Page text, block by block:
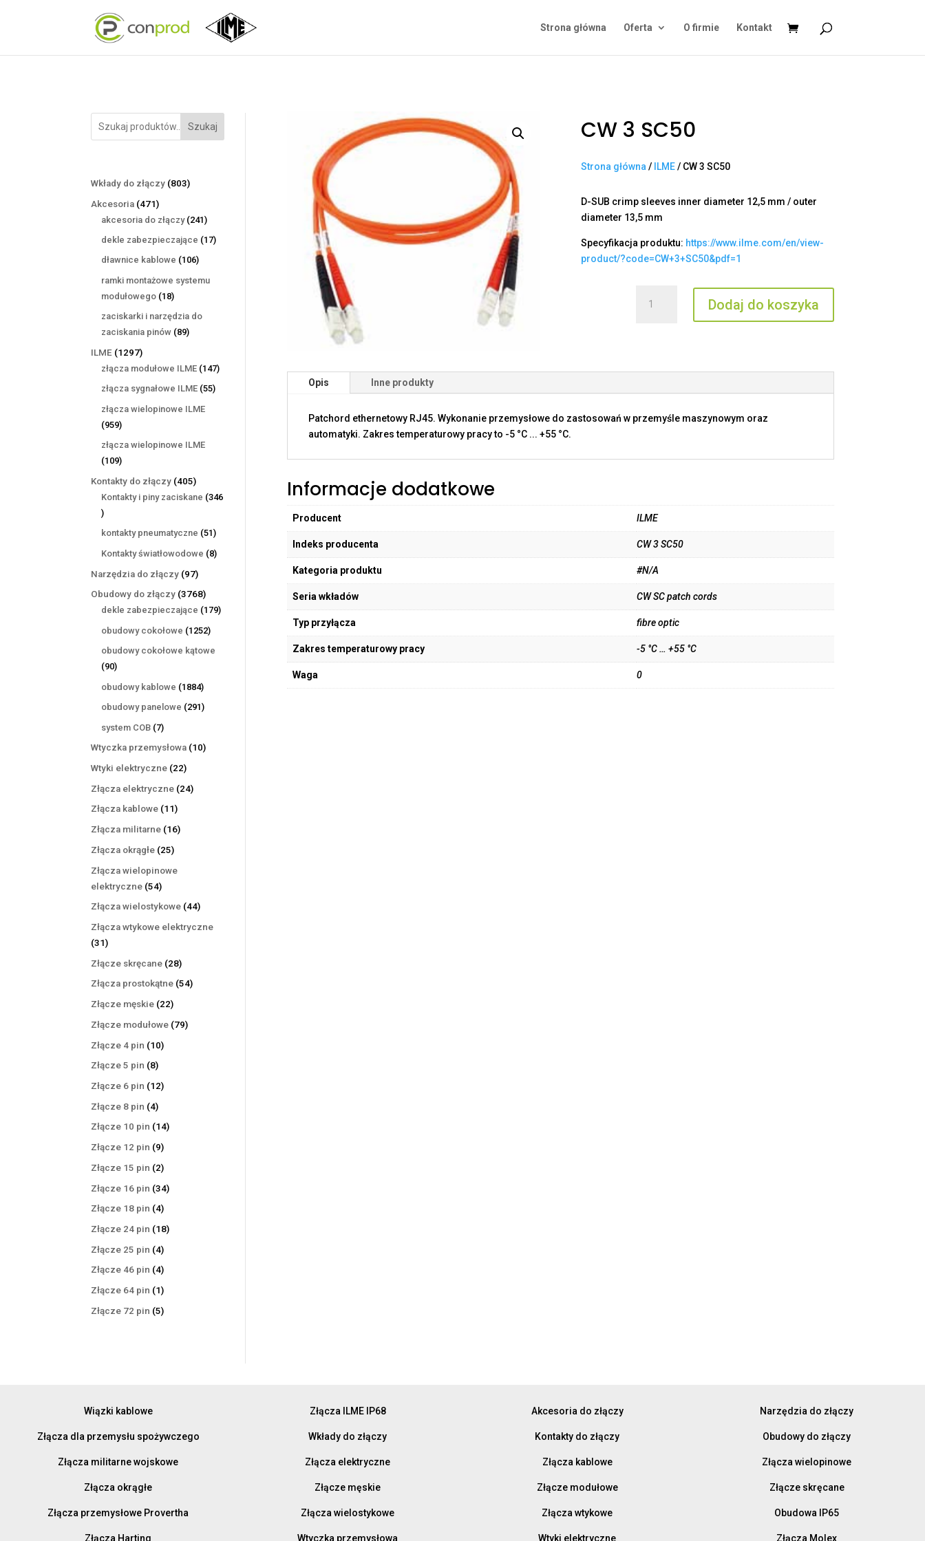
Strona główna Oferta O firmie Kontakt
Szukaj
Wkłady do złączy 803803
Akcesoria 471471
produktów
akcesoria do złączy 241241
produktów
dekle zabezpieczające 1717
dławnice kablowe 106106
ramki montażowe systemu
modułowego 1818
produktów
zaciskarki i narzędzia do
zaciskania pinów 8989
ILME 12971297
produktów
złącza modułowe ILME 147147
złącza sygnałowe ILME 5555
złącza wielopinowe ILME
959959
produktów
złącza wielopinowe ILME
109109
produktów
Kontakty do złączy 405405
produktów
Kontakty i piny zaciskane 346
346
produktów
kontakty pneumatyczne 5151
produktów
Kontakty światłowodowe 88
Narzędzia do złączy 9797
produktów
Obudowy do złączy 37683768
produktów
dekle zabezpieczające 179179
obudowy cokołowe 12521252
obudowy cokołowe kątowe
9090
produktów
obudowy kablowe 18841884
produkty
obudowy panelowe 291291
system COB 77
produktów
Wtyczka przemysłowa 1010
Wtyki elektryczne 2222
produkty
Złącza elektryczne 2424
Złącza kablowe 1111
produktów
Złącza militarne 1616
Złącza okrągłe 2525
Złącza wielopinowe
elektryczne 5454
produkty
Złącza wielostykowe 4444
Złącza wtykowe elektryczne
3131
produktów
Złącze skręcane 2828
produktów
Złącza prostokątne 5454
Złącze męskie 2222
produkty
Złącze modułowe 7979
Złącze 4 pin 1010
Złącze 5 pin 88
produktów
Złącze 6 pin 1212
Złącze 8 pin 44
produkty
Złącze 10 pin 1414
Złącze 12 pin 99
produktów
Złącze 15 pin 22
produkty
Złącze 16 pin 3434
Złącze 18 pin 44
produkty
Złącze 24 pin 1818
Złącze 25 pin 44
produkty
Złącze 46 pin 44
produkty
Złącze 64 pin 11
produkt
Złącze 72 pin 55
CW 3 SC50
Strona główna/ ILME/ CW 3 SC50
D-SUB crimp sleeves inner diameter 12,5 mm / outer
diameter 13,5 mm
Specyfikacja produktu: https://www.ilme.com/en/view-
product/?code=CW+3+SC50&pdf=1
Dodaj do koszyka
Opis Inne produkty
Patchord ethernetowy RJ45. Wykonanie przemysłowe do zastosowań w przemyśle maszynowym oraz
automatyki. Zakres temperaturowy pracy to -5 °C ... +55 °C.
Informacje dodatkowe
Producent ILME
Indeks producenta CW 3 SC50
Kategoria produktu #N/A
Seria wkładów CW SC patch cords
Typ przyłącza fibre optic
Zakres temperaturowy pracy -5 °C … +55 °C
Waga 0
Wiązki kablowe
Złącza dla przemysłu spożywczego
Złącza militarne wojskowe
Złącza okrągłe
Złącza przemysłowe Provertha
Złącza Harting
Złącza ILME IP68
Wkłady do złączy
Złącza elektryczne
Złącze męskie
Złącza wielostykowe
Wtyczka przemysłowa
Akcesoria do złączy
Kontakty do złączy
Złącza kablowe
Złącze modułowe
Złącza wtykowe
Wtyki elektryczne
Narzędzia do złączy
Obudowy do złączy
Złącza wielopinowe
Złącze skręcane
Obudowa IP65
Złącza Molex